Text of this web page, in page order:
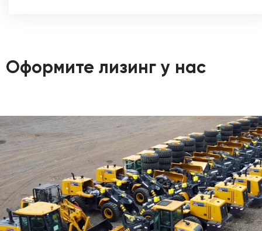
Оформите лизинг у нас